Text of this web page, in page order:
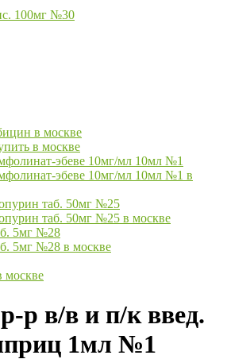
100мг №30
в москве
в москве
эбеве 10мг/мл 10мл №1
эбеве 10мг/мл 10мл №1 в
таб. 50мг №25
таб. 50мг №25 в москве
5мг №28
5мг №28 в москве
москве
р в/в и п/к введ.
1мл №1